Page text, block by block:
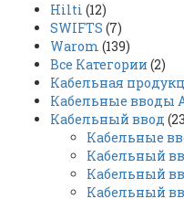
Hilti (12)
SWIFTS (7)
Warom (139)
Все Категории (2)
Кабельная
Кабельные вводы
Кабельный ввод
Кабельные
Кабельный
Кабельный
Кабельный